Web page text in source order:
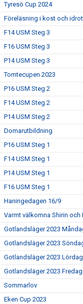
Tyresö Cup 2024
Föreläsning i kost och
F14 USM Steg 3
F16 USM Steg 3
P14 USM Steg 3
Tomtecupen 2023
P16 USM Steg 2
F14 USM Steg 2
P14 USM Steg 2
Domarutbildning
P16 USM Steg 1
F14 USM Steg 1
P14 USM Steg 1
F16 USM Steg 1
Haningedagen 16/9
Varmt välkomna Shirin och
Gotlandsläger 2023
Gotlandsläger 2023
Gotlandsläger 2023 Lördag
Gotlandsläger 2023 Fredag
Sommarlov
Eken Cup 2023